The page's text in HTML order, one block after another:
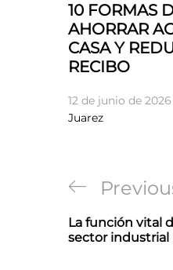
10 FORMAS
AHORRAR
CASA Y
RECIBO
12 de junio de 2026
Juarez
de
entradas
Previous
Post
La función vital
sector industrial